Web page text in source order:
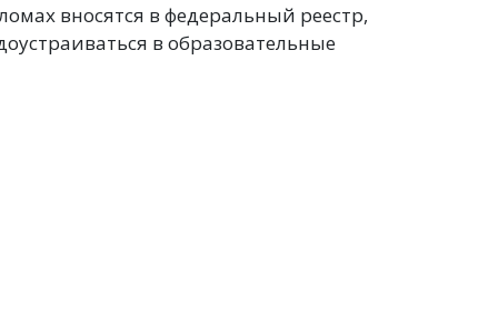
вносятся в федеральный реестр,
в образовательные